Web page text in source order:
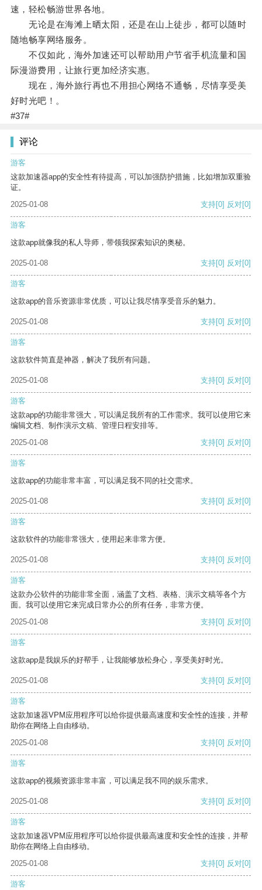
速，轻松畅游世界各地。
无论是在海滩上晒太阳，还是在山上徒步，都可以随时
随地畅享网络服务。
不仅如此，海外加速还可以帮助用户节省手机流量和国
际漫游费用，让旅行更加经济实惠。
现在，海外旅行再也不用担心网络不通畅，尽情享受美
好时光吧！。
#37#
评论
游客
这款加速器app的安全性有待提高，可以加强防护措施，比如增加双重验
证。
2025-01-08
支持[0] 反对[0]
游客
这款app就像我的私人导师，带领我探索知识的奥秘。
2025-01-08 支持[0] 反对[0]
游客
这款app的音乐资源非常优质，可以让我尽情享受音乐的魅力。
2025-01-08 支持[0] 反对[0]
游客
这款软件简直是神器，解决了我所有问题。
2025-01-08 支持[0] 反对[0]
游客
这款app的功能非常强大，可以满足我所有的工作需求。我可以使用它来
编辑文档、制作演示文稿、管理日程安排等。
2025-01-08
支持[0] 反对[0]
游客
这款app的功能非常丰富，可以满足我不同的社交需求。
2025-01-08 支持[0] 反对[0]
游客
这款软件的功能非常强大，使用起来非常方便。
2025-01-08 支持[0] 反对[0]
游客
这款办公软件的功能非常全面，涵盖了文档、表格、演示文稿等各个方
面。我可以使用它来完成日常办公的所有任务，非常方便。
2025-01-08
支持[0] 反对[0]
游客
这款app是我娱乐的好帮手，让我能够放松身心，享受美好时光。
2025-01-08 支持[0] 反对[0]
游客
这款加速器VPM应用程序可以给你提供最高速度和安全性的连接，并帮
助你在网络上自由移动。
2025-01-08
支持[0] 反对[0]
游客
这款app的视频资源非常丰富，可以满足我不同的娱乐需求。
2025-01-08 支持[0] 反对[0]
游客
这款加速器VPM应用程序可以给你提供最高速度和安全性的连接，并帮
助你在网络上自由移动。
2025-01-08
支持[0] 反对[0]
游客